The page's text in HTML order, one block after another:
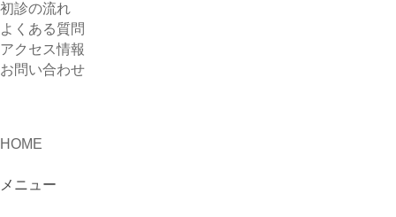
初診の流れ
よくある質問
アクセス情報
お問い合わせ
HOME
メニュー